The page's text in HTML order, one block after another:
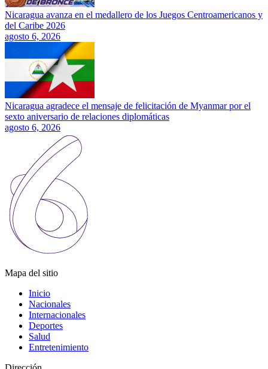
Nicaragua avanza en el medallero de los Juegos Centroamericanos y
del Caribe 2026
agosto 6, 2026
Nicaragua agradece el mensaje de felicitación de Myanmar por el
sexto aniversario de relaciones diplomáticas
agosto 6, 2026
Mapa del sitio
Inicio
Nacionales
Internacionales
Deportes
Salud
Entretenimiento